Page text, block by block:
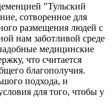
"Тульский
сотворенное для
размещения людей с
нам заботливой среде
медицинские
что считается
благополучия.
подхода, и
для того, чтобы у